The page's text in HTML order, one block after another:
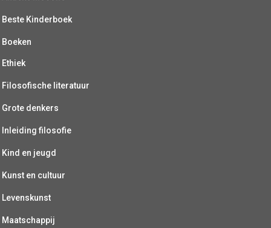
Beste Kinderboek
Boeken
Ethiek
Filosofische literatuur
Grote denkers
Inleiding filosofie
Kind en jeugd
Kunst en cultuur
Levenskunst
Maatschappij